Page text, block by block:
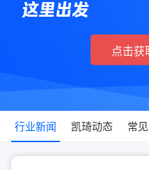
这里出发
点击获
行业新闻 凯琦动态 常